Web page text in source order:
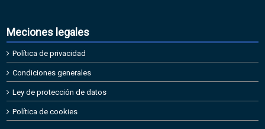
Meciones legales
Política de privacidad
Condiciones generales
Ley de protección de datos
Política de cookies